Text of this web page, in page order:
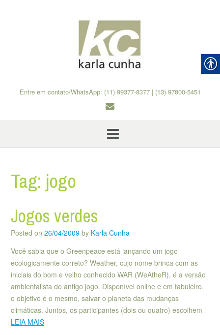
Entre em contato/WhatsApp: (11) 99377-8377 | (13) 97800-5451
Tag: jogo
Jogos verdes
Posted on 26/04/2009 by Karla Cunha
Você sabia que o Greenpeace está lançando um jogo
ecologicamente correto? Weather, cujo nome brinca com as
iniciais do bom e velho conhecido WAR (WeAtheR), é a versão
ambientalista do antigo jogo. Disponível online e em tabuleiro,
o objetivo é o mesmo, salvar o planeta das mudanças
climáticas. Juntos, os participantes (dois ou quatro) escolhem
LEIA MAIS